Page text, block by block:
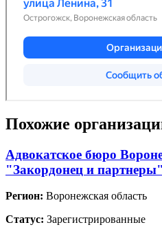
Похожие
Адвокатское бюро
"Закордонец и партнеры"
Регион: Воронежская область
Статус: Зарегистрированные